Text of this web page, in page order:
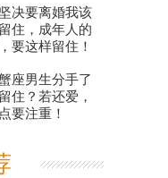
决要离婚我该
住，成年人的
要这样留住！
座男生分手了
住？若还爱，
要注重！